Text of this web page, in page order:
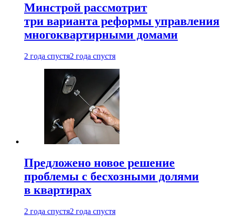
Минстрой рассмотрит
три варианта реформы управления
многоквартирными домами
2 года спустя2 года спустя
Предложено новое решение
проблемы с бесхозными долями
в квартирах
2 года спустя2 года спустя